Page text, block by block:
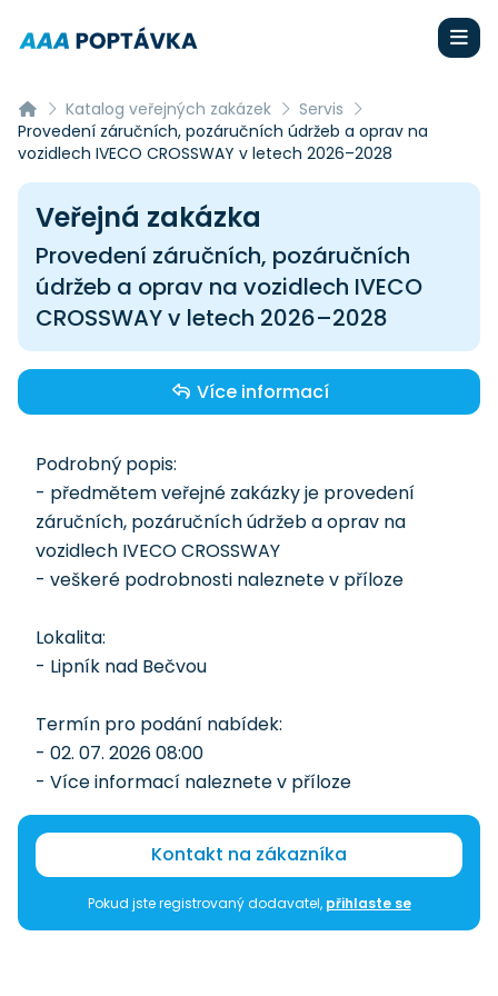
Katalog veřejných zakázek
Servis
Provedení záručních, pozáručních údržeb a oprav na
vozidlech IVECO CROSSWAY v letech 2026–2028
Veřejná zakázka
Provedení záručních, pozáručních
údržeb a oprav na vozidlech IVECO
CROSSWAY v letech 2026–2028
Více informací
Podrobný popis:
- předmětem veřejné zakázky je provedení
záručních, pozáručních údržeb a oprav na
vozidlech IVECO CROSSWAY
- veškeré podrobnosti naleznete v příloze
Lokalita:
- Lipník nad Bečvou
Termín pro podání nabídek:
- 02. 07. 2026 08:00
- Více informací naleznete v příloze
Kontakt na zákazníka
Pokud jste registrovaný dodavatel, přihlaste se